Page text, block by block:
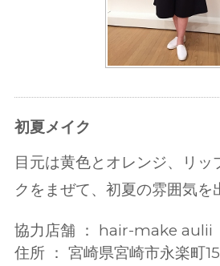
初夏メイク
目元は黄色とオレンジ、リッ
クをまぜて、初夏の雰囲気を
協力店舗 ： hair-make aulii
住所 ： 宮崎県宮崎市永楽町